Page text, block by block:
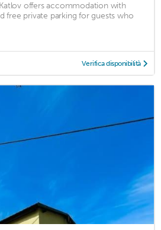
offers accommodation with
free private parking for guests who
Verifica disponibilità